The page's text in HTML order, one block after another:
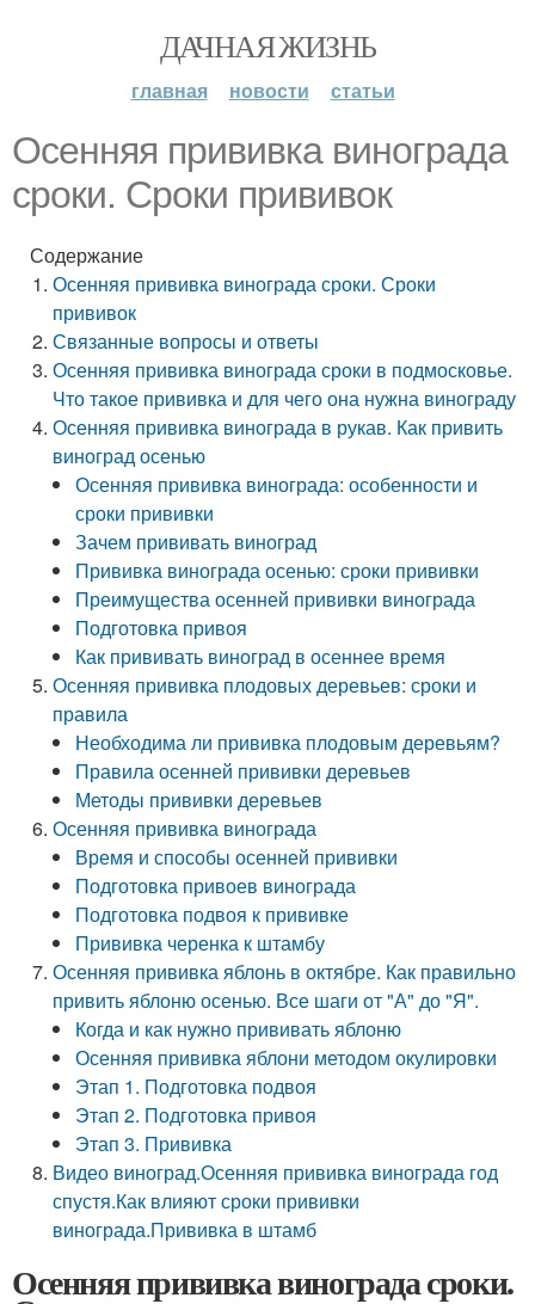
ДАЧНАЯ ЖИЗНЬ
главная новости статьи
Осенняя прививка винограда
сроки. Сроки прививок
Содержание
Осенняя прививка винограда сроки. Сроки
прививок
Связанные вопросы и ответы
Осенняя прививка винограда сроки в подмосковье.
Что такое прививка и для чего она нужна винограду
Осенняя прививка винограда в рукав. Как привить
виноград осенью
Осенняя прививка винограда: особенности и
сроки прививки
Зачем прививать виноград
Прививка винограда осенью: сроки прививки
Преимущества осенней прививки винограда
Подготовка привоя
Как прививать виноград в осеннее время
Осенняя прививка плодовых деревьев: сроки и
правила
Необходима ли прививка плодовым деревьям?
Правила осенней прививки деревьев
Методы прививки деревьев
Осенняя прививка винограда
Время и способы осенней прививки
Подготовка привоев винограда
Подготовка подвоя к прививке
Прививка черенка к штамбу
Осенняя прививка яблонь в октябре. Как правильно
привить яблоню осенью. Все шаги от "А" до "Я".
Когда и как нужно прививать яблоню
Осенняя прививка яблони методом окулировки
Этап 1. Подготовка подвоя
Этап 2. Подготовка привоя
Этап 3. Прививка
Видео виноград.Осенняя прививка винограда год
спустя.Как влияют сроки прививки
винограда.Прививка в штамб
Осенняя прививка винограда сроки.